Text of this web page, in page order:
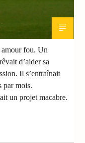
fou. Un
d’aider sa
Il s’entraînait
par mois.
un projet macabre.